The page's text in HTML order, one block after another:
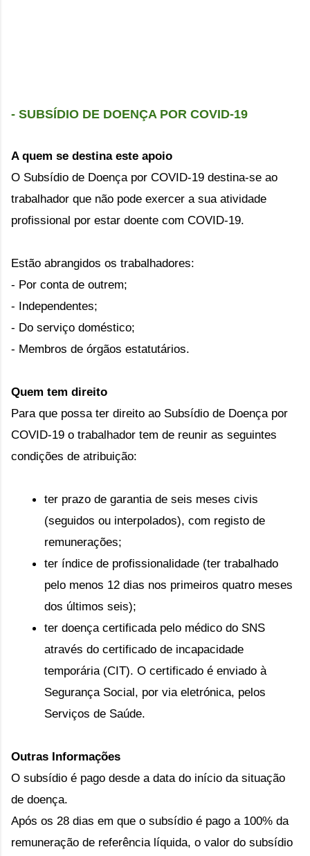
- SUBSÍDIO DE DOENÇA POR COVID-19
A quem se destina este apoio
O Subsídio de Doença por COVID-19 destina-se ao
trabalhador que não pode exercer a sua atividade
profissional por estar doente com COVID-19.
Estão abrangidos os trabalhadores:
- Por conta de outrem;
- Independentes;
- Do serviço doméstico;
- Membros de órgãos estatutários.
Quem tem direito
Para que possa ter direito ao Subsídio de Doença por
COVID-19 o trabalhador tem de reunir as seguintes
condições de atribuição:
ter prazo de garantia de seis meses civis
(seguidos ou interpolados), com registo de
remunerações;
ter índice de profissionalidade (ter trabalhado
pelo menos 12 dias nos primeiros quatro meses
dos últimos seis);
ter doença certificada pelo médico do SNS
através do certificado de incapacidade
temporária (CIT). O certificado é enviado à
Segurança Social, por via eletrónica, pelos
Serviços de Saúde.
Outras Informações
O subsídio é pago desde a data do início da situação
de doença.
Após os 28 dias em que o subsídio é pago a 100% da
remuneração de referência líquida, o valor do subsídio